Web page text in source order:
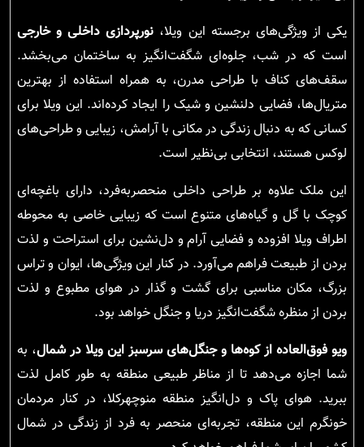
یکی از ویژگی‌های برجسته این ویلا، نورپردازی داخلی و خارجی
است که در شب، جلوه‌ای شگفت‌انگیز به ساختمان می‌بخشد.
سقف‌های کناف با طراحی مدرن، به همراه استفاده از بهترین
متریال‌ها، فضایی دلنشین و شیک را ایجاد کرده‌اند. این ویلا برای
کسانی که به دنبال زندگی در مکانی با آرامش، زیبایی و طراحی‌های
لوکس هستند، انتخابی بی‌نظیر است.
این ملک علاوه بر طراحی داخلی منحصربه‌فرد، دارای باغچه‌ای
کوچک با گل و گیاه‌های متنوع است که زیبایی خاصی به محوطه
اطراف ویلا افزوده و فضایی آرام و دل‌نشین برای استراحت و لذت
بردن از طبیعت فراهم می‌آورد. در کنار این ویژگی‌ها، ایوان و تراس
بزرگ، مکان مناسبی برای گشت و گذار در هوای مطبوع و لذت
بردن از منظره شگفت‌انگیز دریا و جنگل خواهد بود.
ویو فوق‌العاده از کوه‌ها و جنگل‌های سرسبز این ویلا در شمال، به
شما اجازه می‌دهد تا از مناظر طبیعی منطقه به طور کامل لذت
ببرید. هوای پاک و دل‌انگیز منطقه منوچهرکلا، در کنار مردمان
خونگرم این منطقه، تجربه‌ای منحصر به فرد از زندگی در شمال